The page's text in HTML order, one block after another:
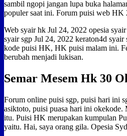
sambil ngopi jangan lupa buka
populer saat ini. Forum puisi web
Web syair hk Jul 24, 2022 opesia
syair sgp Jul 24, 2022 keraton4d
kode puisi HK, HK puisi malam ini.
berubah menjadi lukisan.
Semar Mesem Hk 30
Forum online puisi sgp, puisi hari ini
asiktoto, puisi puasa hari ini
itu. Puisi HK merupakan kumpulan
yaitu. Hai, saya orang gila. Opesia